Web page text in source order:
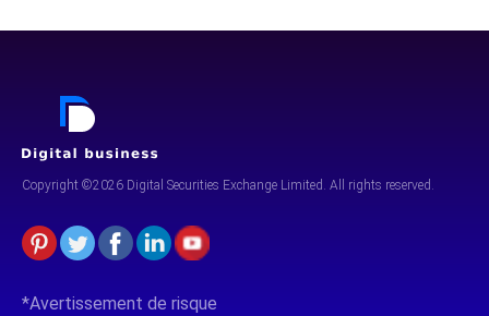
Copyright ©2026 Digital Securities Exchange Limited. All rights reserved.
*Avertissement de risque